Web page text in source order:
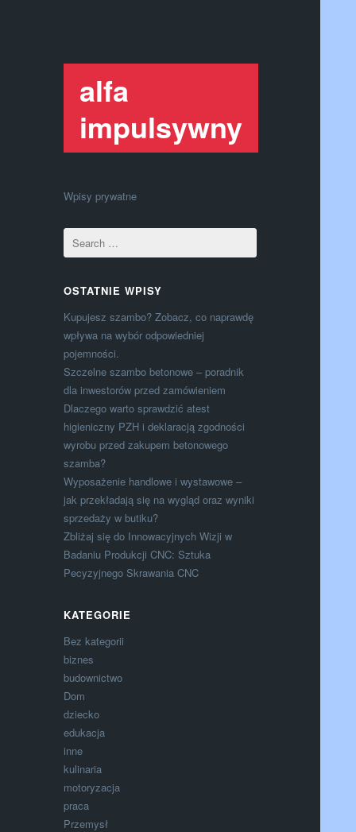
alfa
impulsywny
Wpisy prywatne
OSTATNIE WPISY
Kupujesz szambo? Zobacz, co naprawdę
wpływa na wybór odpowiedniej
pojemności.
Szczelne szambo betonowe – poradnik
dla inwestorów przed zamówieniem
Dlaczego warto sprawdzić atest
higieniczny PZH i deklaracją zgodności
wyrobu przed zakupem betonowego
szamba?
Wyposażenie handlowe i wystawowe –
jak przekładają się na wygląd oraz wyniki
sprzedaży w butiku?
Zbliżaj się do Innowacyjnych Wizji w
Badaniu Produkcji CNC: Sztuka
Pecyzyjnego Skrawania CNC
KATEGORIE
Bez kategorii
biznes
budownictwo
Dom
dziecko
edukacja
inne
kulinaria
motoryzacja
praca
Przemysł